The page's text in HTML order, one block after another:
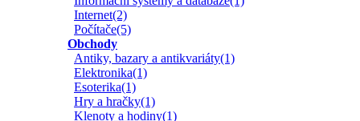
Internet(2)
Počítače(5)
Obchody
Antiky, bazary a antikvariáty(1)
Elektronika(1)
Esoterika(1)
Hry a hračky(1)
Klenoty a hodiny(1)